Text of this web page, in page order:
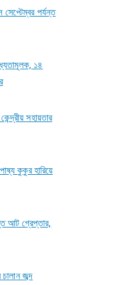
সেপ্টেম্বর পর্যন্ত
১৪
সহায়তার
কুকুর হারিয়ে
আট গ্রেপ্তার,
জব্দ